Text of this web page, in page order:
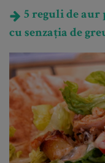
5 reguli de aur
cu senzația de